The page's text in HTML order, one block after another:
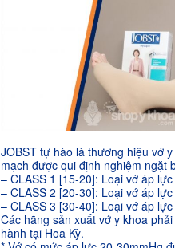
JOBST tự hào là thương hiệu vớ
mạch được qui định nghiệm ngặt
– CLASS 1 [15-20]: Loại vớ áp
– CLASS 2 [20-30]: Loại vớ áp
– CLASS 3 [30-40]: Loại vớ áp
Các hãng sản xuất vớ y khoa
hành tại Hoa Kỳ.